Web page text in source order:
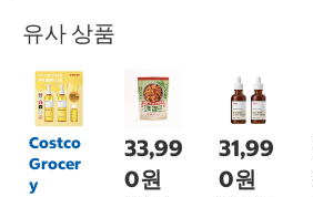
유사 상품
Costco
Grocer
y
33,99
0원
31,99
0원